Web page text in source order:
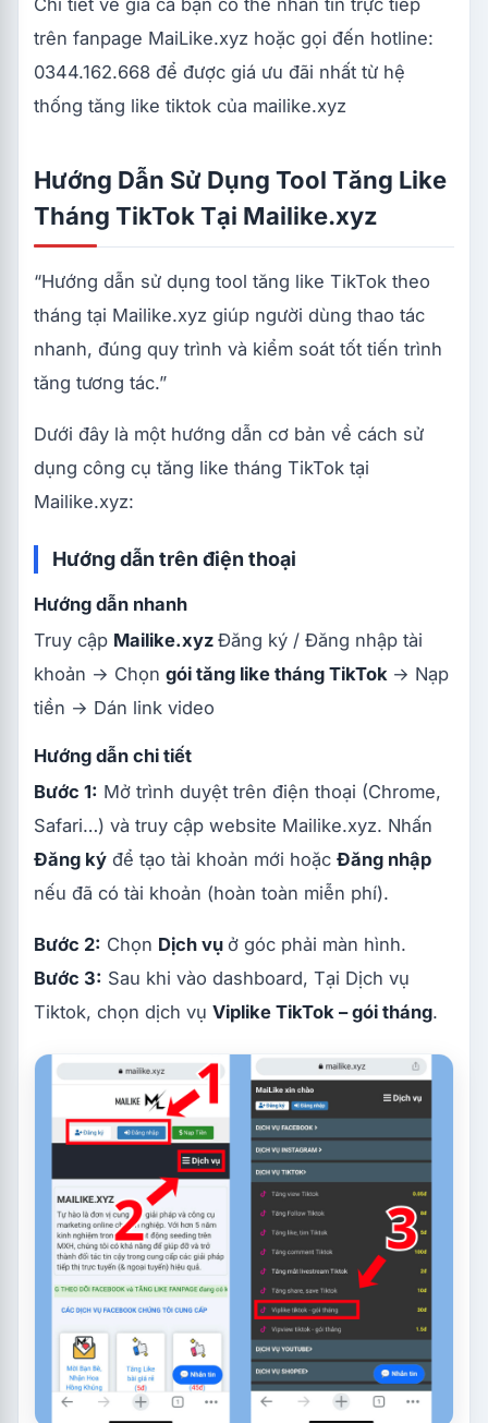
Chi tiết về giá cả bạn có thể nhắn tin trực tiếp
trên fanpage MaiLike.xyz hoặc gọi đến hotline:
0344.162.668 để được giá ưu đãi nhất từ hệ
thống tăng like tiktok của mailike.xyz
Hướng Dẫn Sử Dụng Tool Tăng Like
Tháng TikTok Tại Mailike.xyz
“Hướng dẫn sử dụng tool tăng like TikTok theo
tháng tại Mailike.xyz giúp người dùng thao tác
nhanh, đúng quy trình và kiểm soát tốt tiến trình
tăng tương tác.”
Dưới đây là một hướng dẫn cơ bản về cách sử
dụng công cụ tăng like tháng TikTok tại
Mailike.xyz:
Hướng dẫn trên điện thoại
Hướng dẫn nhanh
Truy cập Mailike.xyz Đăng ký / Đăng nhập tài
khoản → Chọn gói tăng like tháng TikTok → Nạp
tiền → Dán link video
Hướng dẫn chi tiết
Bước 1: Mở trình duyệt trên điện thoại (Chrome,
Safari…) và truy cập website Mailike.xyz. Nhấn
Đăng ký để tạo tài khoản mới hoặc Đăng nhập
nếu đã có tài khoản (hoàn toàn miễn phí).
Bước 2: Chọn Dịch vụ ở góc phải màn hình.
Bước 3: Sau khi vào dashboard, Tại Dịch vụ
Tiktok, chọn dịch vụ Viplike TikTok – gói tháng.